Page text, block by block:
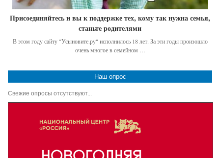
Присоединяйтесь и вы к поддержке тех, кому так нужна семья,
станьте родителями
В этом году сайту "Усыновите.ру" исполнилось 18 лет. За эти годы произошло
очень многое в семейном …
Наш опрос
Свежие опросы отсутствуют...